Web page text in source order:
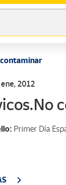
2012
Primer Día